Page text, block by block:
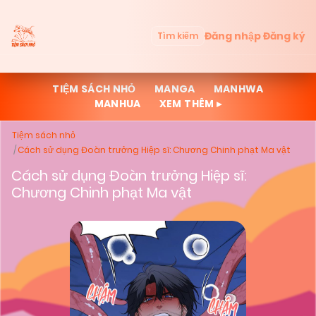
Tìm kiếm Đăng nhậpĐăng ký
TIỆM SÁCH NHỎ MANGA
MANHWA
MANHUA
XEM THÊM ▸
Tiệm sách nhỏ
Cách sử dụng Đoàn trưởng Hiệp sĩ: Chương Chinh phạt Ma vật
Cách sử dụng Đoàn trưởng Hiệp sĩ:
Chương Chinh phạt Ma vật